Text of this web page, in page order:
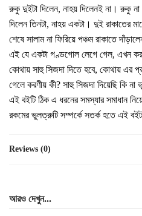
রুকু দুইটা দিলেন, নাহয় দিলেনই না। রুকু
দিলেন তিনটা, নাহয় একটা। দুই রাকাতের
শেষে সালাম না ফিরিয়ে পঞ্চম রাকাতে
এই যে একটা গণ্ডগোল লেগে গেল, এখন
কোথায় সাহু সিজদা দিতে হবে, কোথায় এর
গেলে করণীয় কী? সাহু সিজদা দিয়েছি কি
এই বইটি ঠিক এ ধরনের সমস্যার সমাধান
রকমের ভুলত্রুটি সম্পর্কে সতর্ক হতে এই
Reviews (0)
আরও দেখুন...